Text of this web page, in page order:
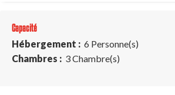
Capacité
Hébergement : 6 Personne(s)
Chambres : 3 Chambre(s)